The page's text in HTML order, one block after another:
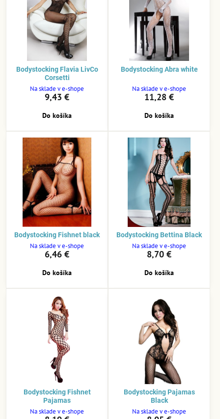
Bodystocking Flavia LivCo
Corsetti
Na sklade v e-shope
9,43 €
Do košíka
Bodystocking Abra white
Na sklade v e-shope
11,28 €
Do košíka
Bodystocking Fishnet black
Na sklade v e-shope
6,46 €
Do košíka
Bodystocking Bettina Black
Na sklade v e-shope
8,70 €
Do košíka
Bodystocking Fishnet
Pajamas
Na sklade v e-shope
Bodystocking Pajamas
Black
Na sklade v e-shope